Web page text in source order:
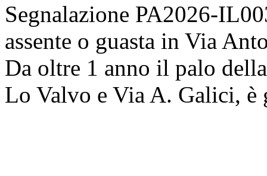
Segnalazione PA2026-
assente o guasta in Via
Da oltre 1 anno il palo
Lo Valvo e Via A. Galici, è